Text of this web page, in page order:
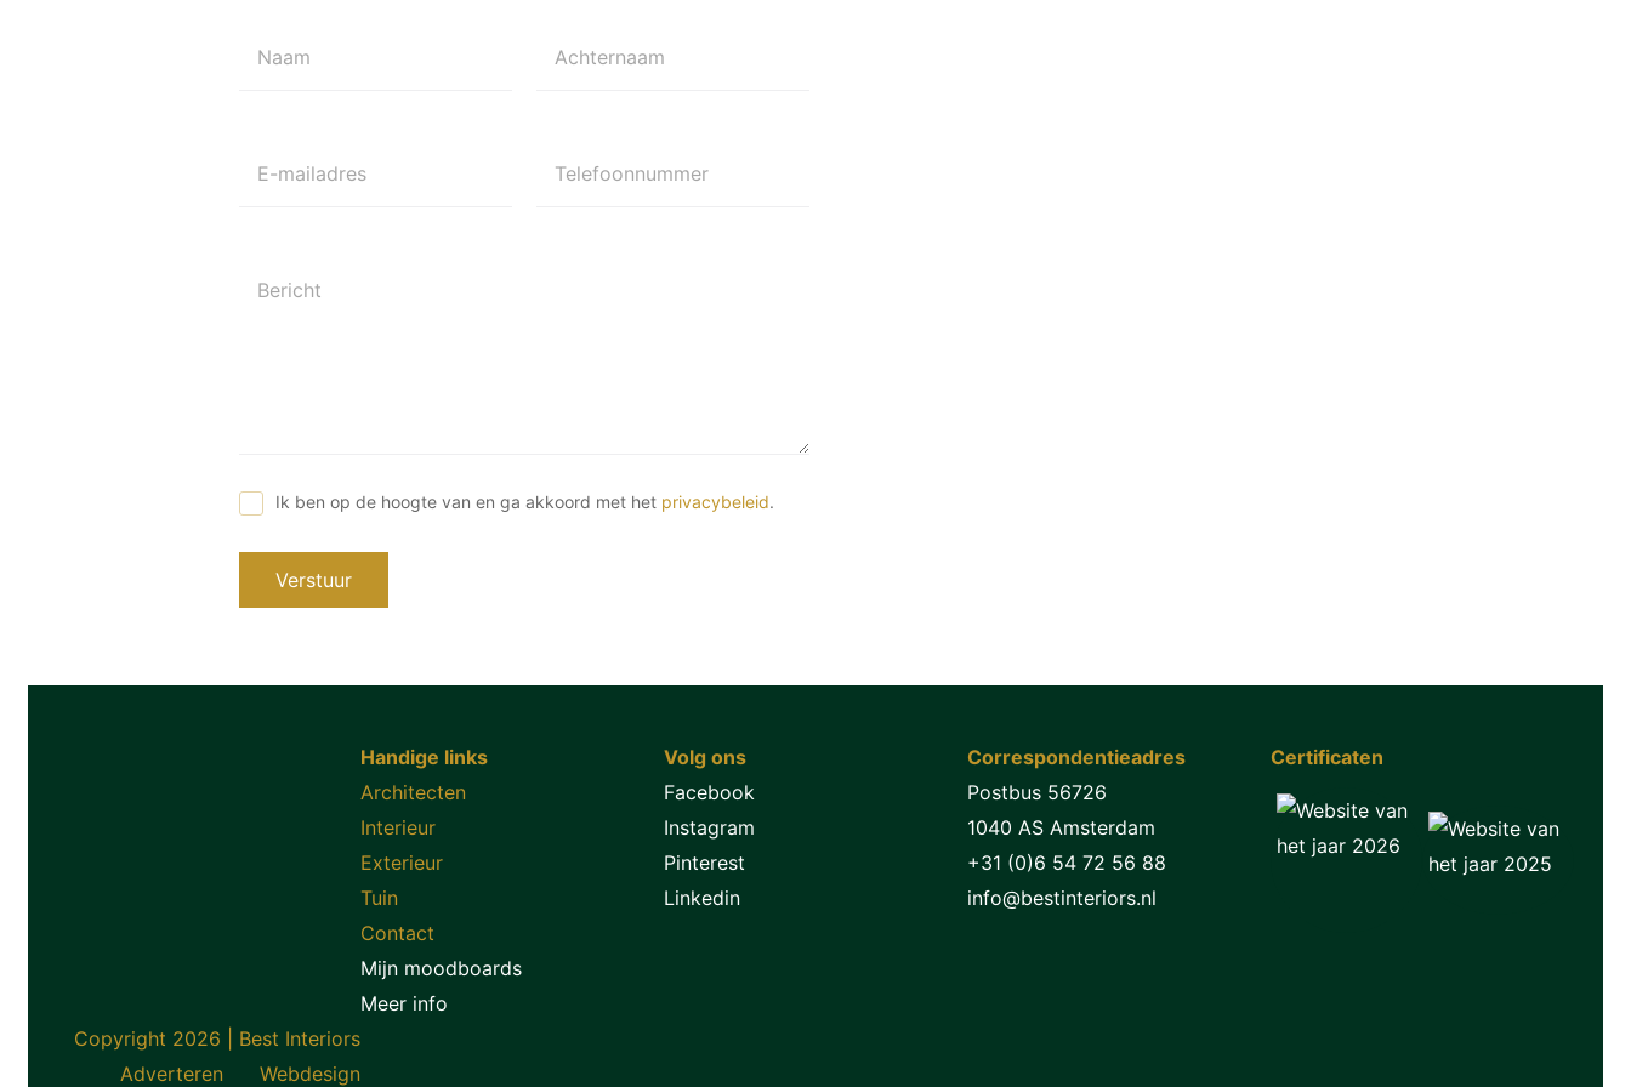
Naam Achternaam
E-mailadres Telefoonnummer
Bericht
Ik ben op de hoogte van en ga akkoord met het privacybeleid.
Verstuur
Handige links
Architecten
Interieur
Exterieur
Tuin
Contact
Mijn moodboards
Meer info
Volg ons
Facebook
Instagram
Pinterest
Linkedin
Correspondentieadres
Postbus 56726
1040 AS Amsterdam
+31 (0)6 54 72 56 88
info@bestinteriors.nl
Certificaten
Copyright 2026 | Best Interiors
Adverteren
Webdesign